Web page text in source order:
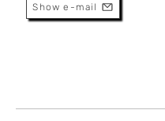
Show e-mail